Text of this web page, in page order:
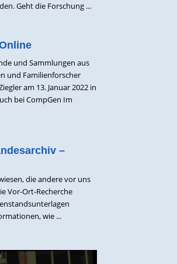
Geht die Forschung ...
und Sammlungen aus
und Familienforscher
am 13. Januar 2022 in
bei CompGen Im
–
die andere vor uns
Vor-Ort-Recherche
wie ...